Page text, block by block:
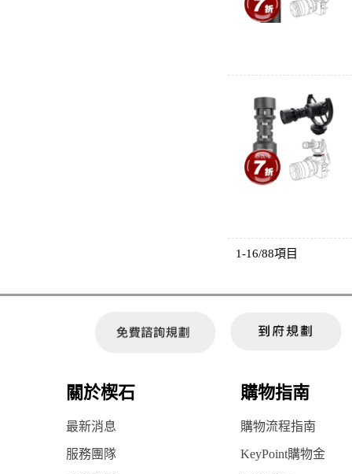
1-16/88項目
關於楔石 購物指南
最新消息 購物流程指南
服務團隊 KeyPoint購物金